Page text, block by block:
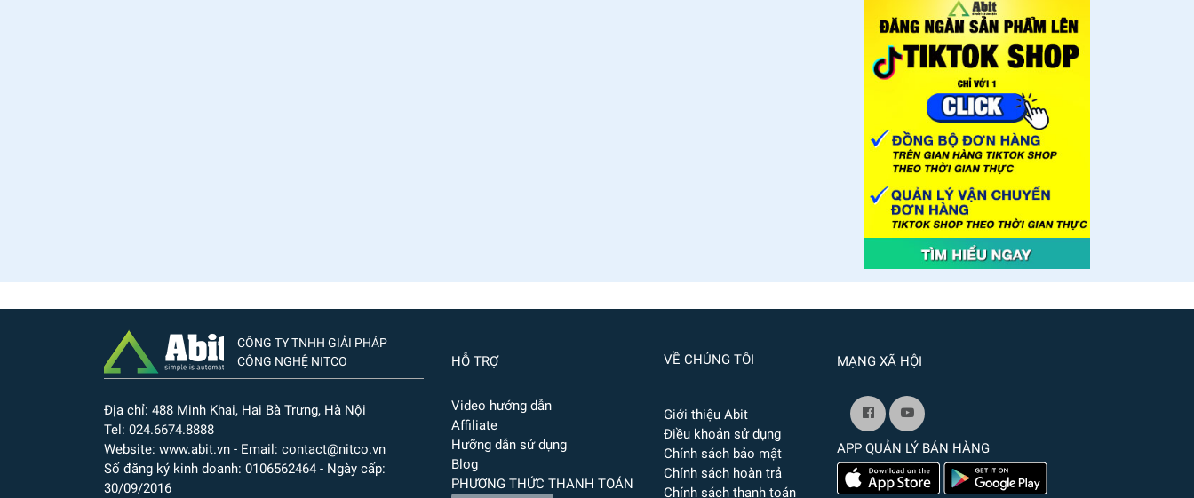
CÔNG TY TNHH GIẢI PHÁP
CÔNG NGHỆ NITCO
Địa chỉ: 488 Minh Khai, Hai Bà Trưng, Hà Nội
Tel: 024.6674.8888
Website: www.abit.vn - Email: contact@nitco.vn
Số đăng ký kinh doanh: 0106562464 - Ngày cấp:
30/09/2016
HỖ TRỢ
Video hướng dẫn
Affiliate
Hưỡng dẫn sử dụng
Blog
PHƯƠNG THỨC THANH TOÁN
VỀ CHÚNG TÔI
Giới thiệu Abit
Điều khoản sử dụng
Chính sách bảo mật
Chính sách hoàn trả
Chính sách thanh toán
MẠNG XÃ HỘI
APP QUẢN LÝ BÁN HÀNG